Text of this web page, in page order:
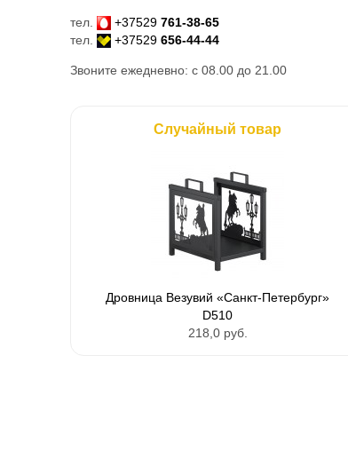
тел. +37529 761-38-65
тел.
+37529 656-44-44
Звоните ежедневно: с 08.00 до 21.00
Случайный товар
Дровница Везувий «Санкт-Петербург»
D510
218,0 руб.